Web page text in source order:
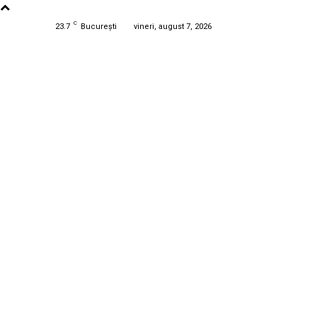
23.7 C București vineri, august 7, 2026